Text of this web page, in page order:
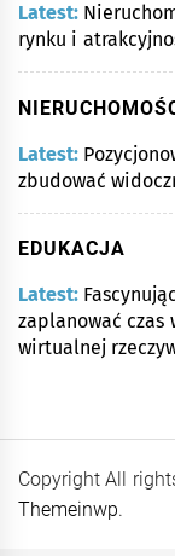
Latest:
rynku i
Latest:
zbudować
EDUKACJA
Latest:
zaplanować czas
wirtualnej
Copyright All
Themeinwp.